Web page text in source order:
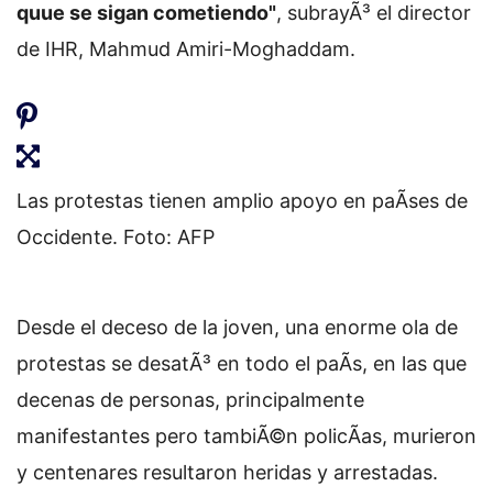
quue se sigan cometiendo", subrayÃ³ el director
de IHR, Mahmud Amiri-Moghaddam.
Las protestas tienen amplio apoyo en paÃ­ses de
Occidente. Foto: AFP
Desde el deceso de la joven, una enorme ola de
protestas se desatÃ³ en todo el paÃ­s, en las que
decenas de personas, principalmente
manifestantes pero tambiÃ©n policÃ­as, murieron
y centenares resultaron heridas y arrestadas.